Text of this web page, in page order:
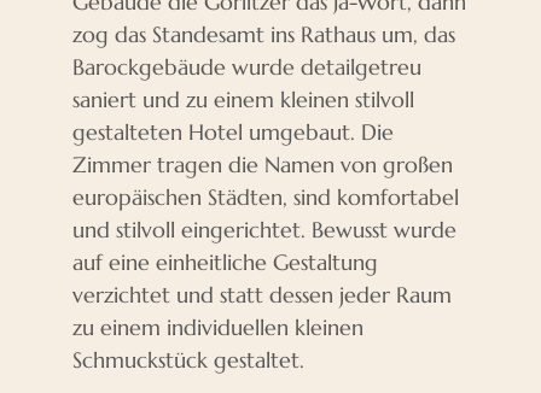
zog das Standesamt ins Rathaus um, das
Barockgebäude wurde detailgetreu
saniert und zu einem kleinen stilvoll
gestalteten Hotel umgebaut. Die
Zimmer tragen die Namen von großen
europäischen Städten, sind komfortabel
und stilvoll eingerichtet. Bewusst wurde
auf eine einheitliche Gestaltung
verzichtet und statt dessen jeder Raum
zu einem individuellen kleinen
Schmuckstück gestaltet.